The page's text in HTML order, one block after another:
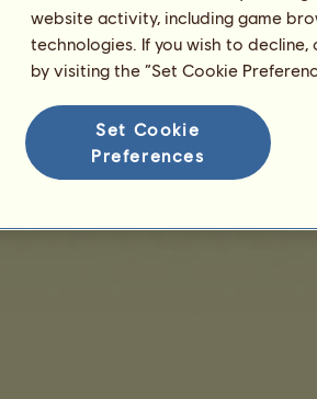
Generelle brukervilkår Personvern Kjøpsbetingelser
website activity, including game
technologies. If you wish to decline,
by visiting the “Set Cookie
Set Cookie
Preferences